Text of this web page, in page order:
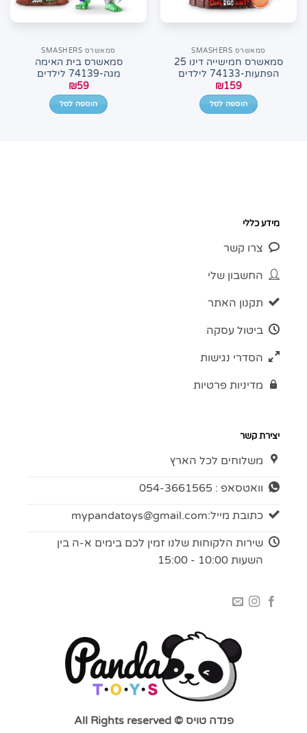
סמאשרס SMASHERS
סמאשרס חמישייה דינו 25
הפתעות-74133 לילדים
₪159
הוספה לסל
סמאשרס SMASHERS
סמאשרס בית האימה
מגה-74139 לילדים
₪59
הוספה לסל
מידע כללי
צרו קשר
החשבון שלי
תקנון האתר
ביטול עסקה
הסדרי נגישות
מדיניות פרטיות
יצירת קשר
משלוחים לכל הארץ
וואטסאפ : 054-3661565
כתובת מייל:mypandatoys@gmail.com
שירות הלקוחות שלנו זמין לכם בימים א-ה בין
השעות 10:00 - 15:00
פנדה טויס © All Rights reserved